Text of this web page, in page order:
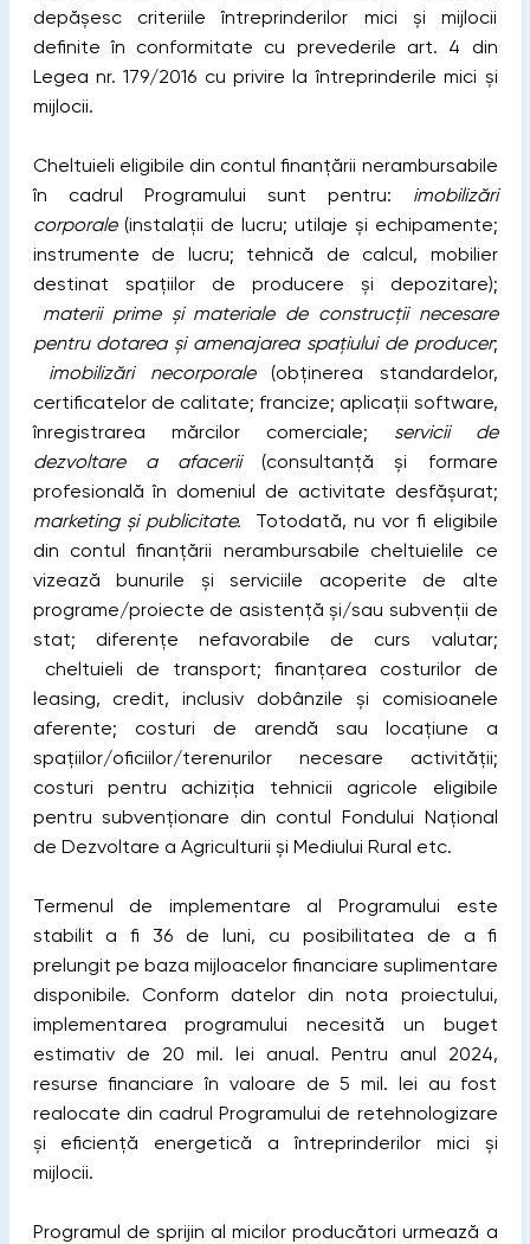
depășesc criteriile întreprinderilor mici și mijlocii
definite în conformitate cu prevederile art. 4 din
Legea nr. 179/2016 cu privire la întreprinderile mici și
mijlocii.
Cheltuieli eligibile din contul finanțării nerambursabile
în cadrul Programului sunt pentru: imobilizări
corporale(instalații de lucru; utilaje și echipamente;
instrumente de lucru; tehnică de calcul, mobilier
destinat spațiilor de producere și depozitare);
materii prime și materiale de construcții necesare
pentru dotarea și amenajarea spațiului de producer;
imobilizări necorporale(obținerea standardelor,
certificatelor de calitate; francize; aplicații software,
înregistrarea mărcilor comerciale; servicii de
dezvoltare a afacerii(consultanță și formare
profesională în domeniul de activitate desfășurat;
marketing și publicitate. Totodată, nu vor fi eligibile
din contul finanțării nerambursabile cheltuielile ce
vizează bunurile și serviciile acoperite de alte
programe/proiecte de asistență și/sau subvenții de
stat; diferențe nefavorabile de curs valutar;
cheltuieli de transport; finanțarea costurilor de
leasing, credit, inclusiv dobânzile și comisioanele
aferente; costuri de arendă sau locațiune a
spațiilor/oficiilor/terenurilor necesare activității;
costuri pentru achiziția tehnicii agricole eligibile
pentru subvenționare din contul Fondului Național
de Dezvoltare a Agriculturii și Mediului Rural etc.
Termenul de implementare al Programului este
stabilit a fi 36 de luni, cu posibilitatea de a fi
prelungit pe baza mijloacelor financiare suplimentare
disponibile. Conform datelor din nota proiectului,
implementarea programului necesită un buget
estimativ de 20 mil. lei anual. Pentru anul 2024,
resurse financiare în valoare de 5 mil. lei au fost
realocate din cadrul Programului de retehnologizare
și eficiență energetică a întreprinderilor mici și
mijlocii.
Programul de sprijin al micilor producători urmează a